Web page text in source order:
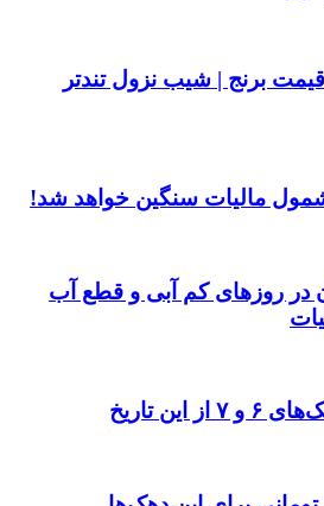
قیمت برنج | شیب نزول تندتر
مالیات سنگین خواهد شد!
در روزهای کم آبی و قطع آب
تاریخ